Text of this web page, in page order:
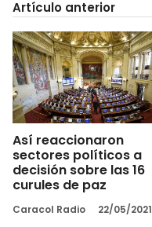
Artículo anterior
Así reaccionaron
sectores políticos a
decisión sobre las 16
curules de paz
Caracol Radio 22/05/2021